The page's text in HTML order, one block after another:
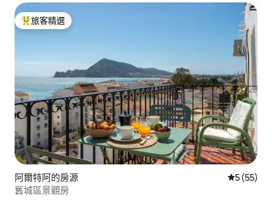
旅客精選榜首
旅客精選
阿爾特阿的房源 從 55 則評
5 (55)
舊城區景觀房